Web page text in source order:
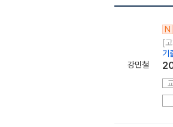
강민철
N
[
기